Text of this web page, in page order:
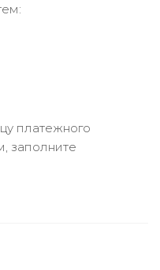
платежного
заполните